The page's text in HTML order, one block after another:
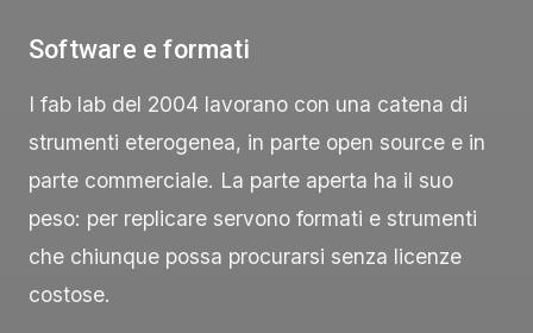
Software e formati
I fab lab del 2004 lavorano con una catena di
strumenti eterogenea, in parte open source e in
parte commerciale. La parte aperta ha il suo
peso: per replicare servono formati e strumenti
che chiunque possa procurarsi senza licenze
costose.